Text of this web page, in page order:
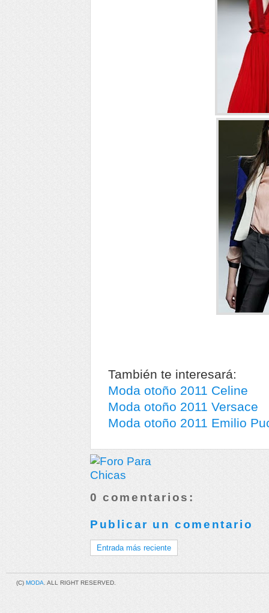
También te interesará:
Moda otoño 2011 Celine
Moda otoño 2011 Versace
Moda otoño 2011 Emilio
0 comentarios:
Publicar un comentario
Entrada más reciente
(C) MODA . ALL RIGHT RESERVED.